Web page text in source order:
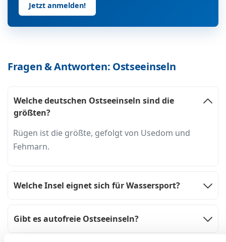
Jetzt anmelden!
Fragen & Antworten: Ostseeinseln
Welche deutschen Ostseeinseln sind die
größten?
Rügen ist die größte, gefolgt von Usedom und
Fehmarn.
Welche Insel eignet sich für Wassersport?
Gibt es autofreie Ostseeinseln?